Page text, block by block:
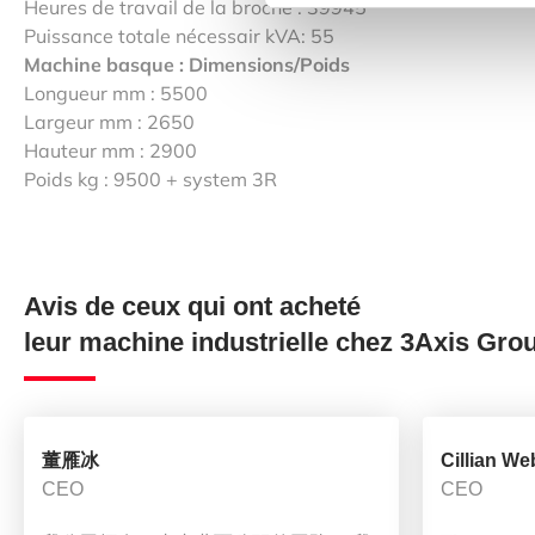
Heures de travail de la broche : 39945
Puissance totale nécessair kVA: 55
Machine basque : Dimensions/Poids
Longueur mm : 5500
Largeur mm : 2650
Hauteur mm : 2900
Poids kg : 9500 + system 3R
Avis de ceux qui ont acheté
leur machine industrielle chez 3Axis
董雁冰
CEO
Cillian
CEO